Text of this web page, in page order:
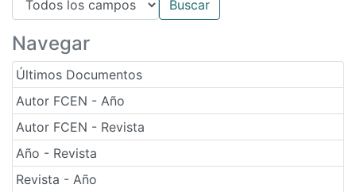
Navegar
Últimos Documentos
Autor FCEN - Año
Autor FCEN - Revista
Año - Revista
Revista - Año